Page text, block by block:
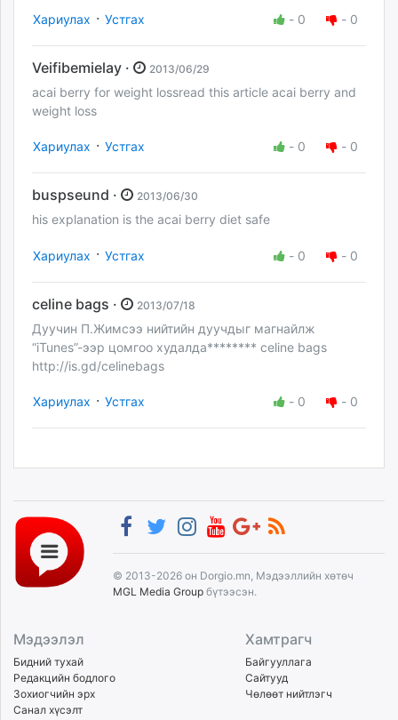
Хариулах · Устгах - 0 - 0
Veifibemielay · 2013/06/29
acai berry for weight lossread this article acai berry and
weight loss
Хариулах · Устгах - 0 - 0
buspseund · 2013/06/30
his explanation is the acai berry diet safe
Хариулах · Устгах - 0 - 0
celine bags · 2013/07/18
Дуучин П.Жимсээ нийтийн дуучдыг магнайлж
“iTunes”-ээр цомгоо худалда******** celine bags
http://is.gd/celinebags
Хариулах · Устгах - 0 - 0
© 2013-2026 он Dorgio.mn, Мэдээллийн хөтөч
MGL Media Group бүтээсэн.
Мэдээлэл
Бидний тухай
Редакцийн бодлого
Зохиогчийн эрх
Санал хүсэлт
Хамтрагч
Байгууллага
Сайтууд
Чөлөөт нийтлэгч